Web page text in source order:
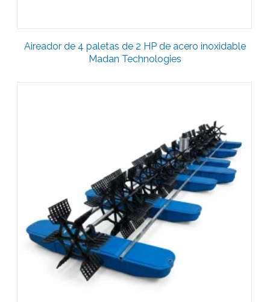
Aireador de 4 paletas de 2 HP de acero inoxidable
Madan Technologies